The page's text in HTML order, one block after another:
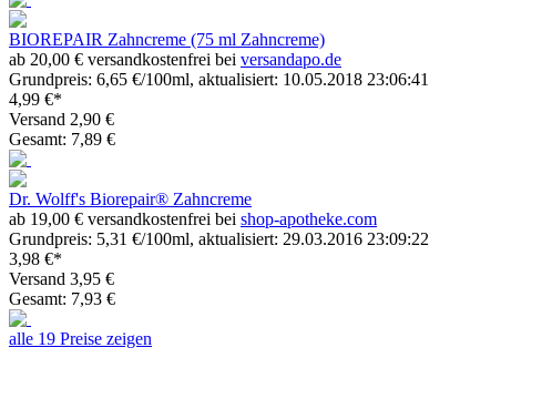
BIOREPAIR Zahncreme (75 ml Zahncreme)
ab 20,00 € versandkostenfrei bei versandapo.de
Grundpreis: 6,65 €/100ml, aktualisiert: 10.05.2018 23:06:41
4,99 €*
Versand 2,90 €
Gesamt: 7,89 €
Dr. Wolff's Biorepair® Zahncreme
ab 19,00 € versandkostenfrei bei shop-apotheke.com
Grundpreis: 5,31 €/100ml, aktualisiert: 29.03.2016 23:09:22
3,98 €*
Versand 3,95 €
Gesamt: 7,93 €
alle 19 Preise zeigen